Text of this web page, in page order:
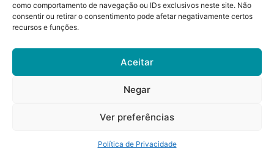
como comportamento de navegação ou IDs exclusivos neste site. Não
consentir ou retirar o consentimento pode afetar negativamente certos
recursos e funções.
Aceitar
Negar
Ver preferências
Política de Privacidade
© Observatório Nacional dos Direitos à Água e ao
Desenvolvido por Agência R2F